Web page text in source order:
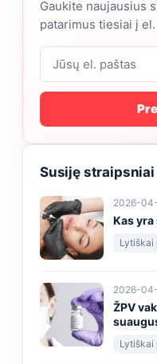
Gaukite naujausius
patarimus tiesiai į el.
Susiję straipsniai
2026-
Kas
Lytiškai
2026-
ŽPV
Lytiškai